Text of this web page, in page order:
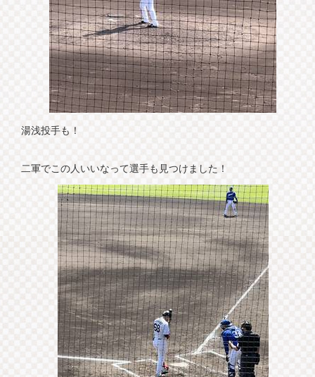
湯浅投手も！
二軍でこの人いいなって選手も見つけました！